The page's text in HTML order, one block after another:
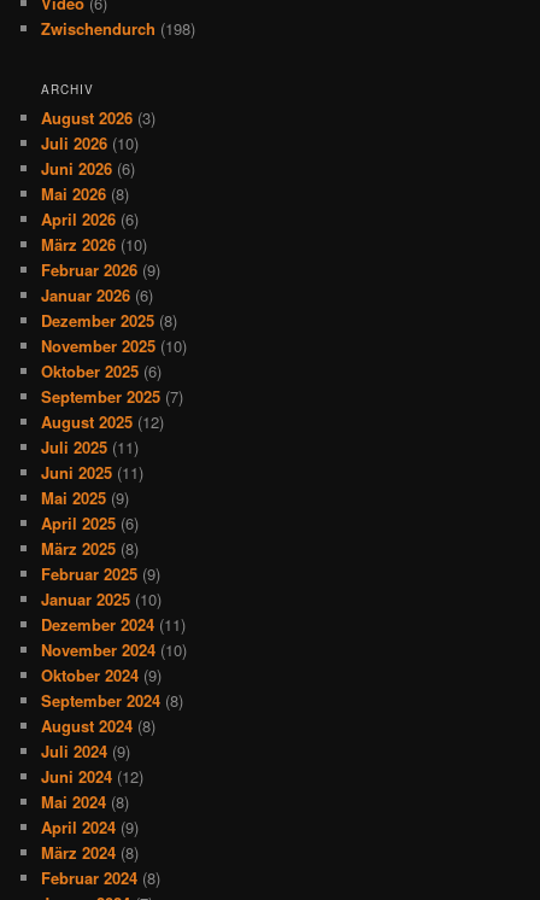
Zwischendurch (198)
ARCHIV
August 2026 (3)
Juli 2026 (10)
Juni 2026 (6)
Mai 2026 (8)
April 2026 (6)
März 2026 (10)
Februar 2026 (9)
Januar 2026 (6)
Dezember 2025 (8)
November 2025 (10)
Oktober 2025 (6)
September 2025 (7)
August 2025 (12)
Juli 2025 (11)
Juni 2025 (11)
Mai 2025 (9)
April 2025 (6)
März 2025 (8)
Februar 2025 (9)
Januar 2025 (10)
Dezember 2024 (11)
November 2024 (10)
Oktober 2024 (9)
September 2024 (8)
August 2024 (8)
Juli 2024 (9)
Juni 2024 (12)
Mai 2024 (8)
April 2024 (9)
März 2024 (8)
Februar 2024 (8)